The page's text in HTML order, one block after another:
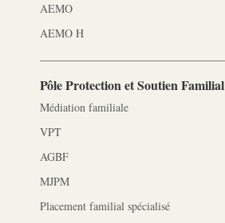
AEMO
AEMO H
Pôle Protection et Soutien Familial
Médiation familiale
VPT
AGBF
MJPM
Placement familial spécialisé